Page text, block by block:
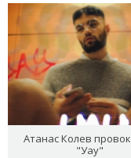
Атанас Колев
"Уау"